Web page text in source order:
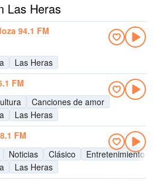
Las Heras
94.1 FM
Las Heras
FM
Canciones de amor
Las Heras
FM
Noticias Clásico
Entretenimiento
Las Heras